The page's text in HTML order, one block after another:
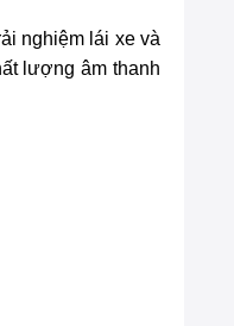
nghiệm lái xe và
lượng âm thanh